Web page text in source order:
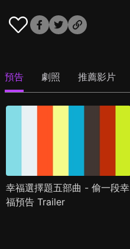
預告 劇照 推薦影片
幸福選擇題五部曲 - 偷一段幸
福預告 Trailer